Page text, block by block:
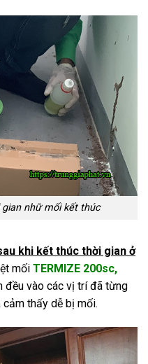
nhữ mối kết thúc
khi kết thúc thời gian ở
mối TERMIZE 200sc,
đều vào các vị trí đã từng
thấy dễ bị mối.